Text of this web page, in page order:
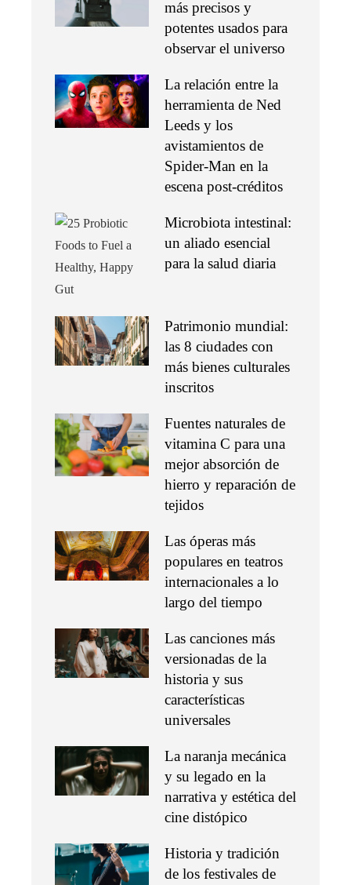
más precisos y
potentes usados para
observar el universo
La relación entre la
herramienta de Ned
Leeds y los
avistamientos de
Spider-Man en la
escena post-créditos
Microbiota intestinal:
un aliado esencial
para la salud diaria
Patrimonio mundial:
las 8 ciudades con
más bienes culturales
inscritos
Fuentes naturales de
vitamina C para una
mejor absorción de
hierro y reparación de
tejidos
Las óperas más
populares en teatros
internacionales a lo
largo del tiempo
Las canciones más
versionadas de la
historia y sus
características
universales
La naranja mecánica
y su legado en la
narrativa y estética del
cine distópico
Historia y tradición
de los festivales de